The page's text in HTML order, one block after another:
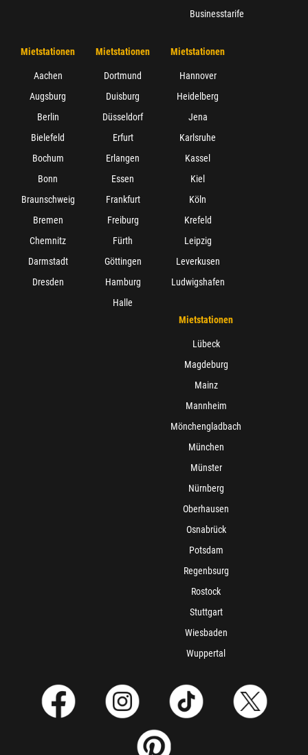
Businesstarife
Mietstationen
Aachen
Augsburg
Berlin
Bielefeld
Bochum
Bonn
Braunschweig
Bremen
Chemnitz
Darmstadt
Dresden
Mietstationen
Dortmund
Duisburg
Düsseldorf
Erfurt
Erlangen
Essen
Frankfurt
Freiburg
Fürth
Göttingen
Hamburg
Halle
Mietstationen
Hannover
Heidelberg
Jena
Karlsruhe
Kassel
Kiel
Köln
Krefeld
Leipzig
Leverkusen
Ludwigshafen
Mietstationen
Lübeck
Magdeburg
Mainz
Mannheim
Mönchengladbach
München
Münster
Nürnberg
Oberhausen
Osnabrück
Potsdam
Regenbsurg
Rostock
Stuttgart
Wiesbaden
Wuppertal